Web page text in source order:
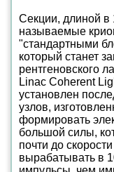
Секции, длиной в
называемые
"стандартными
который станет
рентгеновского
Linac Coherent
установлен
узлов,
формировать
большой силы,
почти до
вырабатывать в